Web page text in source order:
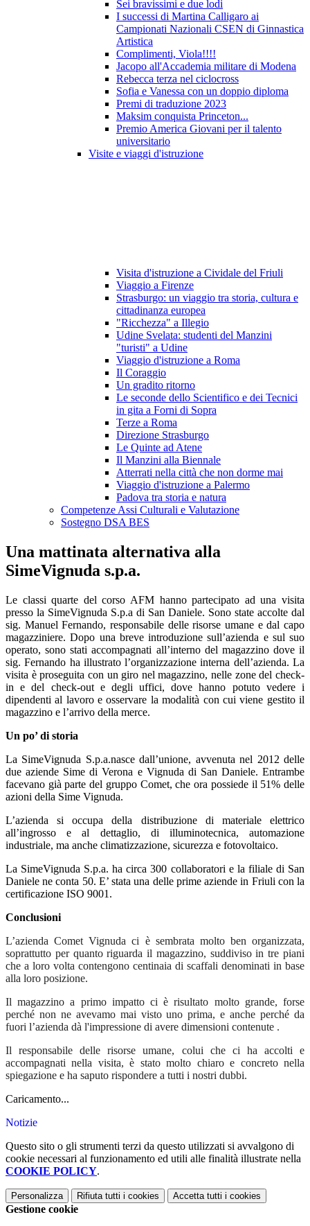
Sei bravissimi e due lodi
I successi di Martina Calligaro ai
Campionati Nazionali CSEN di Ginnastica
Artistica
Complimenti, Viola!!!!
Jacopo all'Accademia militare di Modena
Rebecca terza nel ciclocross
Sofia e Vanessa con un doppio diploma
Premi di traduzione 2023
Maksim conquista Princeton...
Premio America Giovani per il talento
universitario
Visite e viaggi d'istruzione
Visita d'istruzione a Cividale del Friuli
Viaggio a Firenze
Strasburgo: un viaggio tra storia, cultura e
cittadinanza europea
"Ricchezza" a Illegio
Udine Svelata: studenti del Manzini
"turisti" a Udine
Viaggio d'istruzione a Roma
Il Coraggio
Un gradito ritorno
Le seconde dello Scientifico e dei Tecnici
in gita a Forni di Sopra
Terze a Roma
Direzione Strasburgo
Le Quinte ad Atene
Il Manzini alla Biennale
Atterrati nella città che non dorme mai
Viaggio d'istruzione a Palermo
Padova tra storia e natura
Competenze Assi Culturali e Valutazione
Sostegno DSA BES
Una mattinata alternativa alla
SimeVignuda s.p.a.
Le classi quarte del corso AFM hanno partecipato ad una visita
presso la SimeVignuda S.p.a di San Daniele. Sono state accolte dal
sig. Manuel Fernando, responsabile delle risorse umane e dal capo
magazziniere. Dopo una breve introduzione sull’azienda e sul suo
operato, sono stati accompagnati all’interno del magazzino dove il
sig. Fernando ha illustrato l’organizzazione interna dell’azienda. La
visita è proseguita con un giro nel magazzino, nelle zone del check-
in e del check-out e degli uffici, dove hanno potuto vedere i
dipendenti al lavoro e osservare la modalità con cui viene gestito il
magazzino e l’arrivo della merce.
Un po’di storia
La SimeVignuda S.p.a.nasce dall’unione, avvenuta nel 2012 delle
due aziende Sime di Verona e Vignuda di San Daniele. Entrambe
facevano già parte del gruppo Comet, che ora possiede il 51% delle
azioni della Sime Vignuda.
L’azienda si occupa della distribuzione di materiale elettrico
all’ingrosso e al dettaglio, di illuminotecnica, automazione
industriale, ma anche climatizzazione, sicurezza e fotovoltaico.
La SimeVignuda S.p.a. ha circa 300 collaboratori e la filiale di San
Daniele ne conta 50. E’ stata una delle prime aziende in Friuli con la
certificazione ISO 9001.
Conclusioni
L’azienda Comet Vignuda ci è sembrata molto ben organizzata,
soprattutto per quanto riguarda il magazzino, suddiviso in tre piani
che a loro volta contengono centinaia di scaffali denominati in base
alla loro posizione.
Il magazzino a primo impatto ci è risultato molto grande, forse
perché non ne avevamo mai visto uno prima, e anche perché da
fuori l’azienda dà l'impressione di avere dimensioni contenute .
Il responsabile delle risorse umane, colui che ci ha accolti e
accompagnati nella visita, è stato molto chiaro e concreto nella
spiegazione e ha saputo rispondere a tutti i nostri dubbi.
Caricamento...
Notizie
Questo sito o gli strumenti terzi da questo utilizzati si avvalgono di
cookie necessari al funzionamento ed utili alle finalità illustrate nella
COOKIE POLICY.
Personalizza Rifiuta tutti i cookies Accetta tutti i cookies
Gestione cookie